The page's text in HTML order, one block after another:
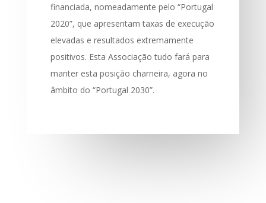
financiada, nomeadamente pelo “Portugal
2020”, que apresentam taxas de execução
elevadas e resultados extremamente
positivos. Esta Associação tudo fará para
manter esta posição charneira, agora no
âmbito do “Portugal 2030”.